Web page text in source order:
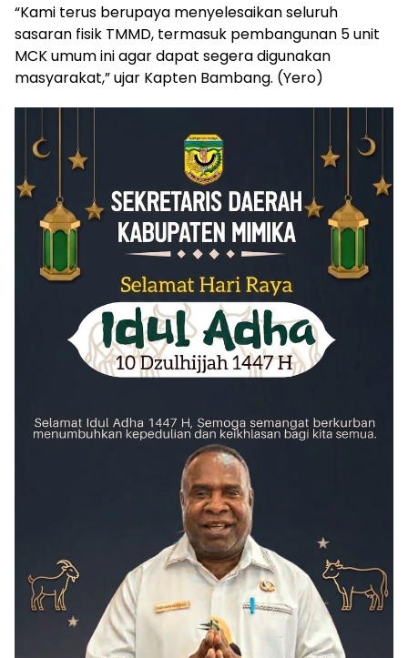
“Kami terus berupaya menyelesaikan seluruh
sasaran fisik TMMD, termasuk pembangunan 5 unit
MCK umum ini agar dapat segera digunakan
masyarakat,” ujar Kapten Bambang. (Yero)